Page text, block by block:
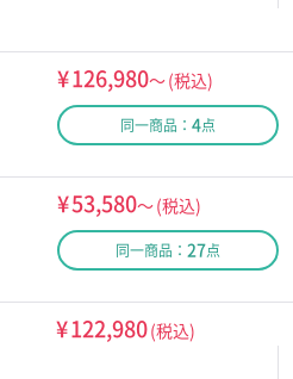
¥126,980～(税込)
同一商品： 4点
¥53,580～(税込)
同一商品： 27点
¥122,980(税込)